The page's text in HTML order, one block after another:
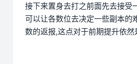
接下来置身去打之前面先去接受
可以让各数位去决定一些副本的
数的返报,这点对于前期提升依然